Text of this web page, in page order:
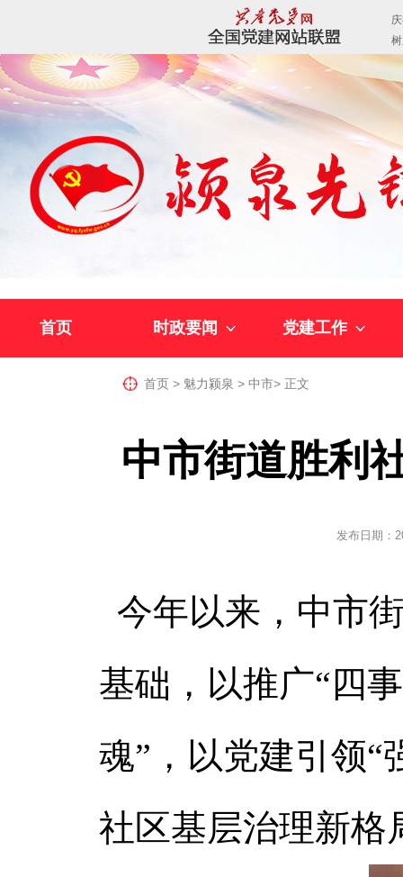
首页 时政要闻 党建工作
首页 > 魅力颍泉 > 中市> 正文
中市街道胜利
发布日期：
今年以来，中市
基础，以推广“四
魂”，以党建引领“
社区基层治理新格